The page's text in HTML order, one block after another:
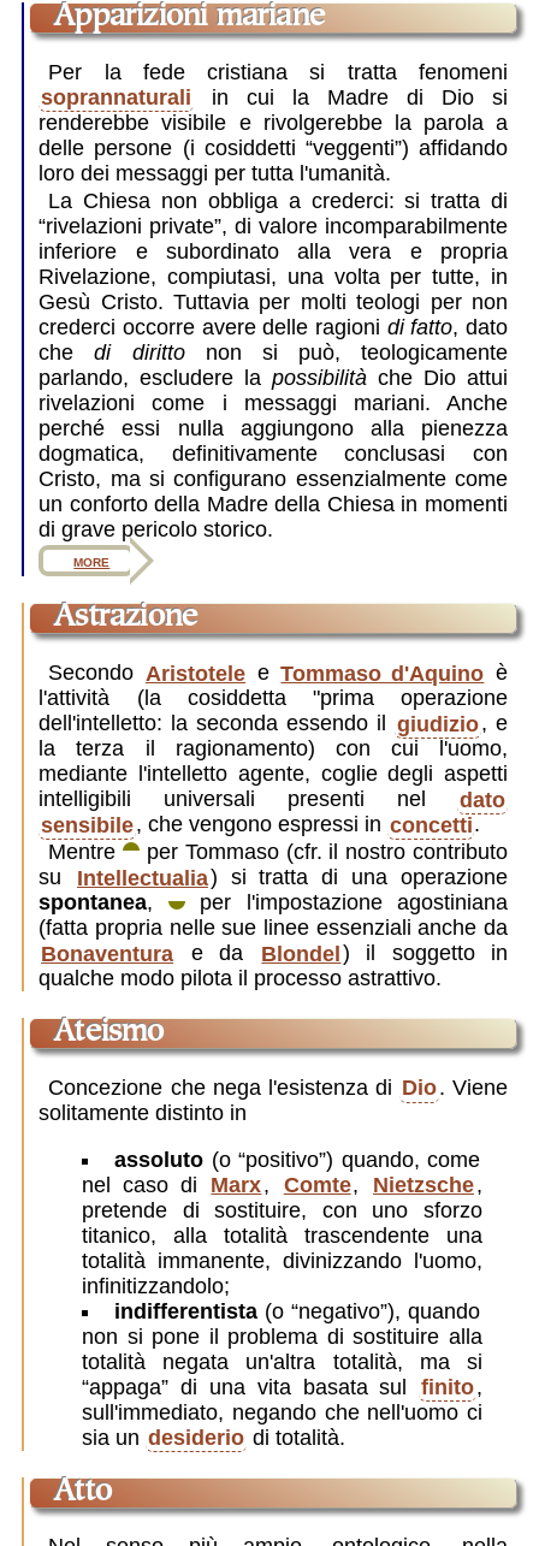
Apparizioni mariane
Per la fede cristiana si tratta fenomeni
soprannaturali
in cui la Madre di Dio si
renderebbe visibile e rivolgerebbe la parola a
delle persone (i cosiddetti “veggenti”) affidando
loro dei messaggi per tutta l'umanità.
La Chiesa non obbliga a crederci: si tratta di
“rivelazioni private”, di valore incomparabilmente
inferiore e subordinato alla vera e propria
Rivelazione, compiutasi, una volta per tutte, in
Gesù Cristo. Tuttavia per molti teologi per non
crederci occorre avere delle ragioni di fatto, dato
chedi dirittonon si può, teologicamente
parlando, escludere lapossibilità che Dio attui
rivelazioni come i messaggi mariani. Anche
perché essi nulla aggiungono alla pienezza
dogmatica, definitivamente conclusasi con
Cristo, ma si configurano essenzialmente come
un conforto della Madre della Chiesa in momenti
di grave pericolo storico.
more
astrazione
Secondo Aristotele e Tommaso d'Aquino è
l'attività (la cosiddetta "prima operazione
dell'intelletto: la seconda essendo il giudizio, e
la terza il ragionamento) con cui l'uomo,
mediante l'intelletto agente, coglie degli aspetti
intelligibili universali presenti nel dato
sensibile, che vengono espressi in concetti.
Mentre
per Tommaso (cfr. il nostro contributo
su
Intellectualia) si tratta di una operazione
spontanea,
per l'impostazione agostiniana
(fatta propria nelle sue linee essenziali anche da
Bonaventura e da Blondel) il soggetto in
qualche modo pilota il processo astrattivo.
ateismo
Concezione che nega l'esistenza di Dio. Viene
solitamente distinto in
assoluto (o “positivo”) quando, come
nel caso di
Marx, Comte, Nietzsche,
pretende di sostituire, con uno sforzo
titanico, alla totalità trascendente una
totalità immanente, divinizzando l'uomo,
infinitizzandolo;
indifferentista(o “negativo”), quando
non si pone il problema di sostituire alla
totalità negata un'altra totalità, ma si
“appaga” di una vita basata sul finito,
sull'immediato, negando che nell'uomo ci
sia un desiderio di totalità.
atto